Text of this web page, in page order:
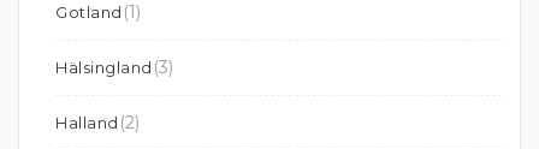
Gotland (1)
Hälsingland (3)
Halland (2)